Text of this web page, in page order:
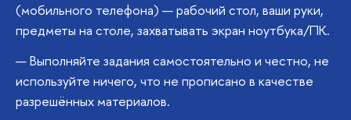
(мобильного телефона) — рабочий стол, ваши руки,
предметы на столе, захватывать экран ноутбука/ПК.
Выполняйте задания самостоятельно и честно, не
используйте ничего, что не прописано в качестве
разрешённых материалов.